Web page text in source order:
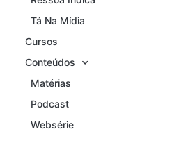
Tá Na Mídia
Cursos
Conteúdos
Matérias
Podcast
Websérie